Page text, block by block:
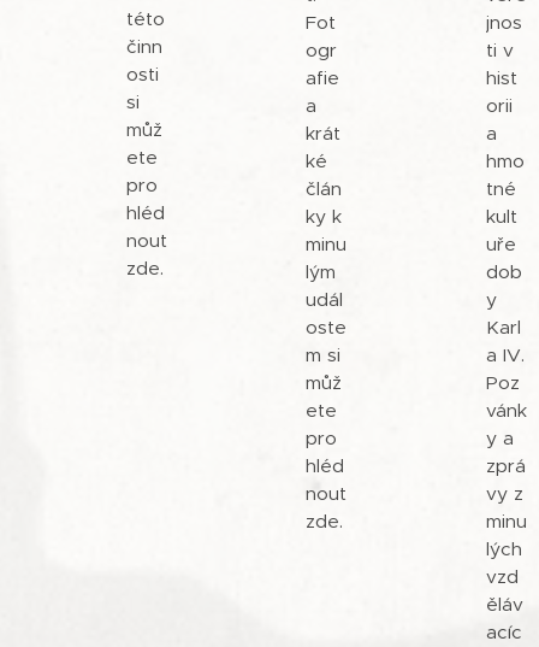
této
činn
osti
si
můž
ete
pro
hléd
nout
zde.
Fot
ogr
afie
a
krát
ké
člán
ky k
minu
lým
udál
oste
m si
můž
ete
pro
hléd
nout
zde.
jnos
ti v
hist
orii
a
hmo
tné
kult
uře
dob
y
Karl
a IV.
Poz
vánk
y a
zprá
vy z
minu
lých
vzd
ěláv
acíc